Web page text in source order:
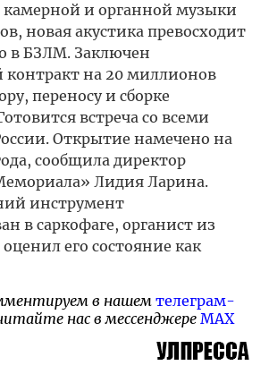
и органной музыки
новая акустика превосходит
в БЗЛМ. Заключен
контракт на 20 миллионов
переносу и сборке
встреча со всеми
Открытие намечено на
сообщила директор
Лидия Ларина.
инструмент
в саркофаге, органист из
его состояние как
в нашем телеграм-
нас в мессенджере MAX